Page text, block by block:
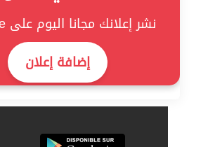
نشر إعلانك مجانا اليوم على Soukke!
إضافة إعلان